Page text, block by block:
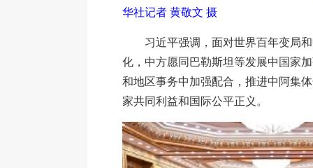
华社记者 黄敬文 摄
习近平强调，面对世界百年变局
化，中方愿同巴勒斯坦等发展中国家
和地区事务中加强配合，推进中阿集
家共同利益和国际公平正义。